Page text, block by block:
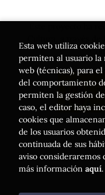
Esta web utiliza
permiten al usuario la
web (técnicas), para
del comportamiento
permiten la gestión
caso, el editor haya
cookies que
de los usuarios
continuada de sus
aviso consideraremos
más información aquí.